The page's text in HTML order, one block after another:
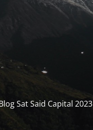
Sat Said Capital 2023